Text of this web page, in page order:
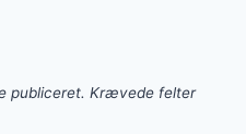
publiceret. Krævede felter